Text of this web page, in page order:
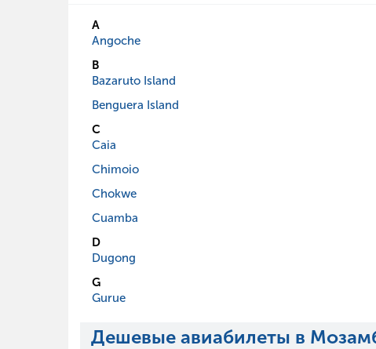
A
Angoche
B
Bazaruto Island
Benguera Island
C
Caia
Chimoio
Chokwe
Cuamba
D
Dugong
G
Gurue
Дешевые авиабилеты в